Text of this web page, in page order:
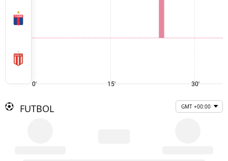
0' 15' 30'
FUTBOL GMT +00:00